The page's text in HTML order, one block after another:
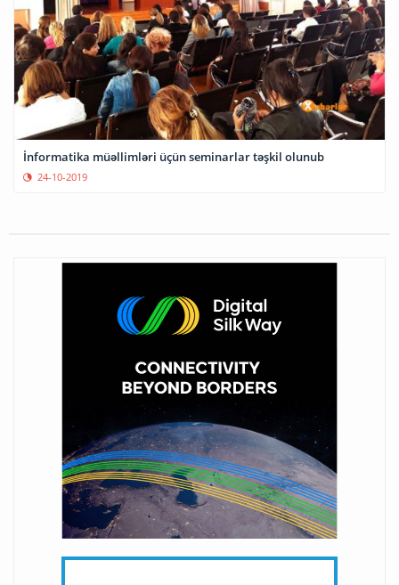
İnformatika müəllimləri üçün seminarlar təşkil olunub
24-10-2019